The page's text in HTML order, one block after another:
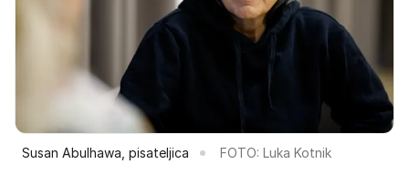
Susan Abulhawa, pisateljica FOTO: Luka Kotnik